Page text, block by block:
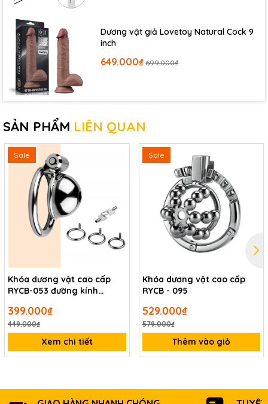
Dương vật giả Lovetoy Natural Cock 9
inch
649.000₫ 699.000₫
SẢN PHẨM LIÊN QUAN
Sale
Khóa dương vật cao cấp
RYCB-053 đường kính
399.000₫
449.000₫
Xem chi tiết
Sale
Khóa dương vật cao cấp
RYCB - 095
529.000₫
579.000₫
Thêm vào giỏ